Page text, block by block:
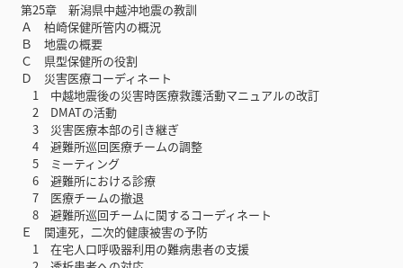
第25章 新潟県中越沖地震の教訓
Ａ 柏崎保健所管内の概況
Ｂ 地震の概要
Ｃ 県型保健所の役割
Ｄ 災害医療コーディネート
1 中越地震後の災害時医療救護活動マニュアルの改訂
2 DMATの活動
3 災害医療本部の引き継ぎ
4 避難所巡回医療チームの調整
5 ミーティング
6 避難所における診療
7 医療チームの撤退
8 避難所巡回チームに関するコーディネート
Ｅ 関連死，二次的健康被害の予防
1 在宅人口呼吸器利用の難病患者の支援